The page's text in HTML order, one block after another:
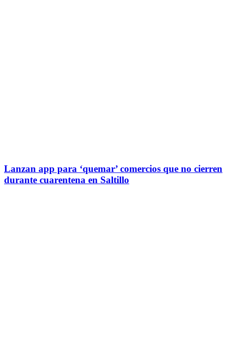
Lanzan app para ‘quemar’ comercios que no cierren
durante cuarentena en Saltillo